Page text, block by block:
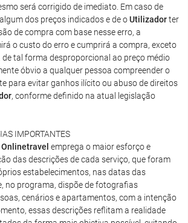
será corrigido de imediato. Em caso de
dos preços indicados e de oUtilizadorter
de compra com base nesse erro, a
o custo do erro e cumprirá a compra, exceto
tal forma desproporcional ao preço médio
óbvio a qualquer pessoa compreender o
para evitar ganhos ilícito ou abuso de direitos
, conforme definido na atual legislação
IMPORTANTES
Onlinetravel emprega o maior esforço e
das descrições de cada serviço, que foram
estabelecimentos, nas datas das
no programa, dispõe de fotografias
cenários e apartamentos, com a intenção
essas descrições reflitam a realidade